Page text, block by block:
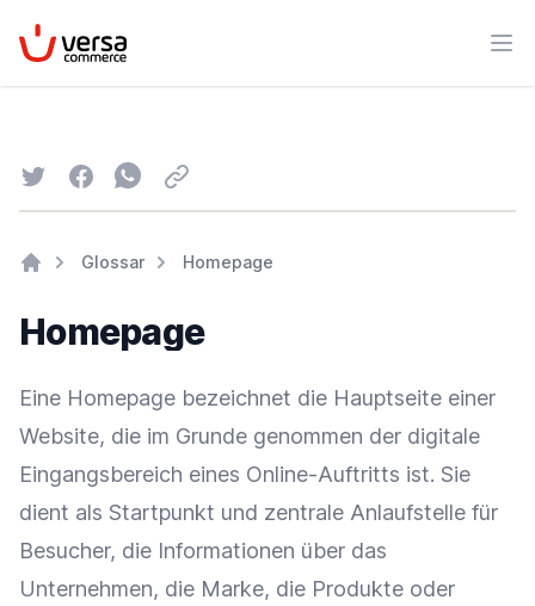
VersaCommerce
TwitterFacebookWhatsapp
Email
Glossar Homepage
Homepage
Eine Homepage bezeichnet die Hauptseite einer
Website, die im Grunde genommen der digitale
Eingangsbereich eines Online-Auftritts ist. Sie
dient als Startpunkt und zentrale Anlaufstelle für
Besucher, die Informationen über das
Unternehmen, die Marke, die Produkte oder